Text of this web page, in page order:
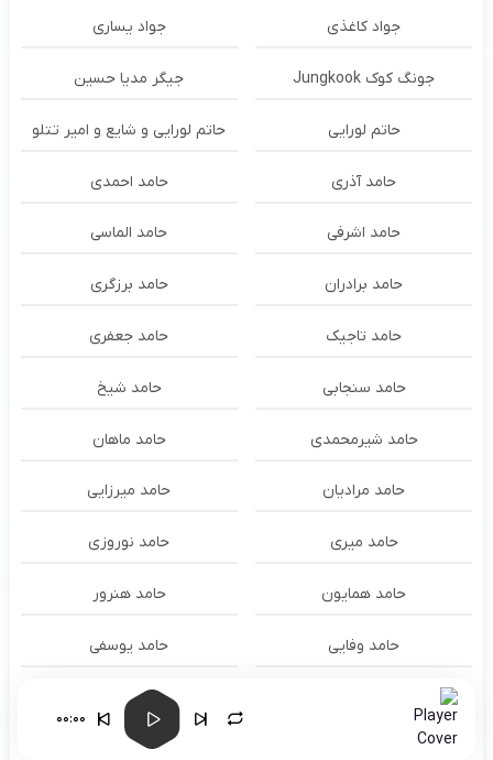
جواد کاغذی جواد یساری
جونگ کوک Jungkook جیگر مدیا حسین
حاتم لورایی حاتم لورایی و شایع و امیر تتلو
حامد آذری حامد احمدی
حامد اشرفی حامد الماسی
حامد برادران حامد برزگری
حامد تاجیک حامد جعفری
حامد سنجابی حامد شیخ
حامد شیرمحمدی حامد ماهان
حامد مرادیان حامد میرزایی
حامد میری حامد نوروزی
حامد همایون حامد هنرور
حامد وفایی حامد یوسفی
حامیم
حجت اشرف زاده
00:00